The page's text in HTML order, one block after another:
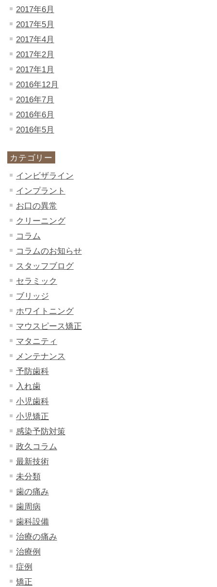
2017年6月
2017年5月
2017年4月
2017年2月
2017年1月
2016年12月
2016年7月
2016年6月
2016年5月
カテゴリー
インビザライン
インプラント
お口の異常
クリーニング
コラム
コラムのお知らせ
スタッフブログ
セラミック
ブリッジ
ホワイトニング
マウスピース矯正
マタニティ
メンテナンス
予防歯科
入れ歯
小児歯科
小児矯正
感染予防対策
政久コラム
最新技術
未分類
歯の痛み
歯周病
歯科設備
治療の痛み
治療例
症例
矯正